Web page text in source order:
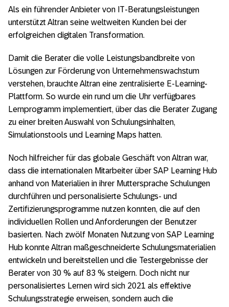
Als ein führender Anbieter von IT-Beratungsleistungen
unterstützt Altran seine weltweiten Kunden bei der
erfolgreichen digitalen Transformation.
Damit die Berater die volle Leistungsbandbreite von
Lösungen zur Förderung von Unternehmenswachstum
verstehen, brauchte Altran eine zentralisierte E-Learning-
Plattform. So wurde ein rund um die Uhr verfügbares
Lernprogramm implementiert, über das die Berater Zugang
zu einer breiten Auswahl von Schulungsinhalten,
Simulationstools und Learning Maps hatten.
Noch hilfreicher für das globale Geschäft von Altran war,
dass die internationalen Mitarbeiter über SAP Learning Hub
anhand von Materialien in ihrer Muttersprache Schulungen
durchführen und personalisierte Schulungs- und
Zertifizierungsprogramme nutzen konnten, die auf den
individuellen Rollen und Anforderungen der Benutzer
basierten. Nach zwölf Monaten Nutzung von SAP Learning
Hub konnte Altran maßgeschneiderte Schulungs­materialien
entwickeln und bereitstellen und die Testergebnisse der
Berater von 30 % auf 83 % steigern. Doch nicht nur
personalisiertes Lernen wird sich 2021 als effektive
Schulungsstrategie erweisen, sondern auch die